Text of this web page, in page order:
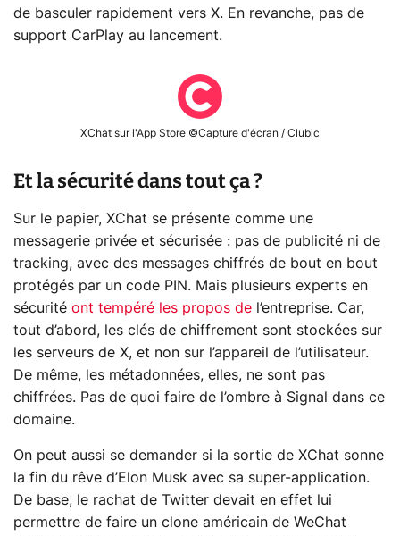
de basculer rapidement vers X. En revanche, pas de
support CarPlay au lancement.
XChat sur l'App Store ©Capture d'écran / Clubic
Et la sécurité dans tout ça ?
Sur le papier, XChat se présente comme une
messagerie privée et sécurisée : pas de publicité ni de
tracking, avec des messages chiffrés de bout en bout
protégés par un code PIN. Mais plusieurs experts en
sécurité ont tempéré les propos de l’entreprise. Car,
tout d’abord, les clés de chiffrement sont stockées sur
les serveurs de X, et non sur l’appareil de l’utilisateur.
De même, les métadonnées, elles, ne sont pas
chiffrées. Pas de quoi faire de l’ombre à Signal dans ce
domaine.
On peut aussi se demander si la sortie de XChat sonne
la fin du rêve d’Elon Musk avec sa super-application.
De base, le rachat de Twitter devait en effet lui
permettre de faire un clone américain de WeChat